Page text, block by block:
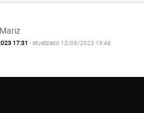
17:31 - atualizado 12/09/2023 19:46